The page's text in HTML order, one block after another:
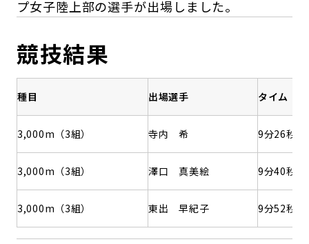
ESGデータ集
プ女子陸上部の選手が出場しました。
競技結果
種目 出場選手 タイム
3,000m（3組） 寺内 希 9分26秒19
3,000m（3組） 澤口 真美絵 9分40秒61
3,000m（3組） 東出 早紀子 9分52秒33